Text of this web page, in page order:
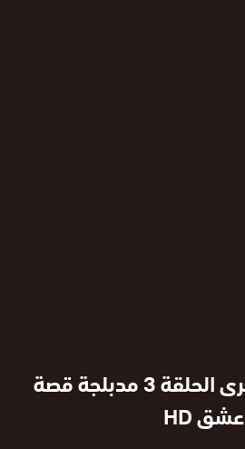
مسلسل ذات اخرى الحلقة 3 مدبلجة قصة
عشق HD